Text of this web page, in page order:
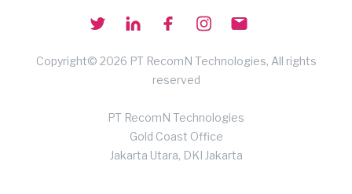
Copyright© 2026 PT RecomN Technologies, All rights
reserved
PT RecomN Technologies
Gold Coast Office
Jakarta Utara, DKI Jakarta